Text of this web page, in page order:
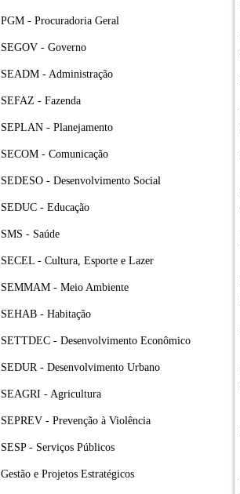
PGM - Procuradoria Geral
SEGOV - Governo
SEADM - Administração
SEFAZ - Fazenda
SEPLAN - Planejamento
SECOM - Comunicação
SEDESO - Desenvolvimento Social
SEDUC - Educação
SMS - Saúde
SECEL - Cultura, Esporte e Lazer
SEMMAM - Meio Ambiente
SEHAB - Habitação
SETTDEC - Desenvolvimento Econômico
SEDUR - Desenvolvimento Urbano
SEAGRI - Agricultura
SEPREV - Prevenção à Violência
SESP - Serviços Públicos
Gestão e Projetos Estratégicos